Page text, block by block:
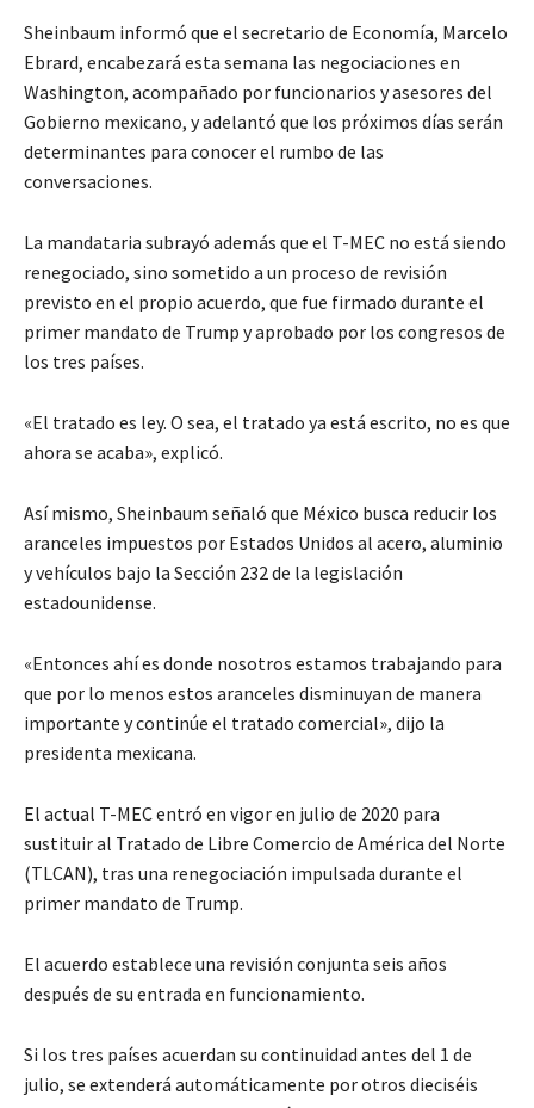
Sheinbaum informó que el secretario de Economía, Marcelo
Ebrard, encabezará esta semana las negociaciones en
Washington, acompañado por funcionarios y asesores del
Gobierno mexicano, y adelantó que los próximos días serán
determinantes para conocer el rumbo de las
conversaciones.
La mandataria subrayó además que el T-MEC no está siendo
renegociado, sino sometido a un proceso de revisión
previsto en el propio acuerdo, que fue firmado durante el
primer mandato de Trump y aprobado por los congresos de
los tres países.
«El tratado es ley. O sea, el tratado ya está escrito, no es que
ahora se acaba», explicó.
Así mismo, Sheinbaum señaló que México busca reducir los
aranceles impuestos por Estados Unidos al acero, aluminio
y vehículos bajo la Sección 232 de la legislación
estadounidense.
«Entonces ahí es donde nosotros estamos trabajando para
que por lo menos estos aranceles disminuyan de manera
importante y continúe el tratado comercial», dijo la
presidenta mexicana.
El actual T-MEC entró en vigor en julio de 2020 para
sustituir al Tratado de Libre Comercio de América del Norte
(TLCAN), tras una renegociación impulsada durante el
primer mandato de Trump.
El acuerdo establece una revisión conjunta seis años
después de su entrada en funcionamiento.
Si los tres países acuerdan su continuidad antes del 1 de
julio, se extenderá automáticamente por otros dieciséis